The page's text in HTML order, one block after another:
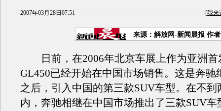
2007年03月28日07:51 [我来
来源：解放网-新闻晨报 作
日前，在2006年北京车展上作为亚洲首
GL450已经开始在中国市场销售。这是奔驰
之后，引入中国的第三款SUV车型。在不到
内，奔驰相继在中国市场推出了三款SUV车